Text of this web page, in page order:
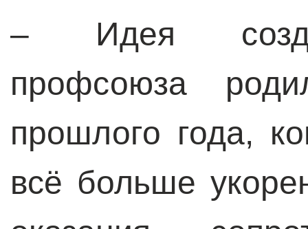
– Идея
профсоюза
прошлого года,
всё больше